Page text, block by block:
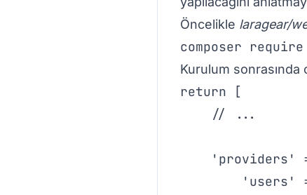
Öncelikle laragear/
composer
Kurulum
return [
    // ...
'providers'
'users'